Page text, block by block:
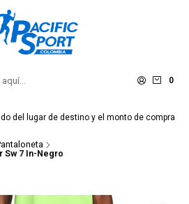
0
del lugar de destino y el monto de compra
Sw 7 In-Negro